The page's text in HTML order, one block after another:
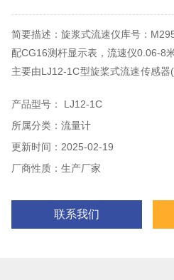
简要描述：旋浆式流速仪库号：
配CG16测杆显示表，流速仪0.06-8
主要由LJ12-1C型旋桨式流速传感
产品型号： LJ12-1C
所属分类：流量计
更新时间：2025-02-19
厂商性质：生产厂家
联系我们